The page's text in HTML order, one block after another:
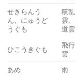
せきらんう
ん、にゅうど
うぐも
積乱
雲
道雲
ひこうきぐも
飛
雲
あめ 雨